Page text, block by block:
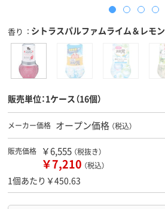
香り シトラスパルファムライム＆レモン
販売単位：1ケース（16個）
メーカー価格 オープン価格 （税込）
販売価格 ￥6,555 （税抜き）
￥7,210 （税込）
1個あたり￥450.63